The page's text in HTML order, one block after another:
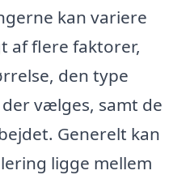
kan variere
af flere faktorer,
den type
vælges, samt de
Generelt kan
ligge mellem